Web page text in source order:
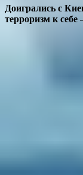
Доигрались с
терроризм к